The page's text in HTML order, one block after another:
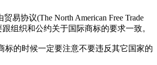
易协议(The North American Free Trade
组织和公约关于国际商标的要求一致。
标的时候一定要注意不要违反其它国家的